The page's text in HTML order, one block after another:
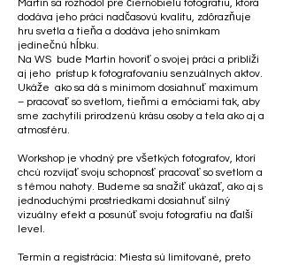
Martin sa rozhodol pre čiernobielu fotografiu, ktorá
dodáva jeho práci nadčasovú kvalitu, zdôrazňuje
hru svetla a tieňa a dodáva jeho snímkam
jedinečnú hĺbku.
​Na WS bude Martin hovoriť o svojej práci a priblíži
aj jeho prístup k fotografovaniu senzuálnych aktov.
Ukáže ako sa dá s minimom dosiahnuť maximum
– pracovať so svetlom, tieňmi a emóciami tak, aby
sme zachytili prirodzenú krásu osoby a tela ako aj a
atmosféru.
Workshop je vhodný pre všetkých fotografov, ktorí
chcú rozvíjať svoju schopnosť pracovať so svetlom a
s témou nahoty. Budeme sa snažiť ukázať, ako aj s
jednoduchými prostriedkami dosiahnuť silný
vizuálny efekt a posunúť svoju fotografiu na ďalší
level.
Termín a registrácia: Miesta sú limitované, preto